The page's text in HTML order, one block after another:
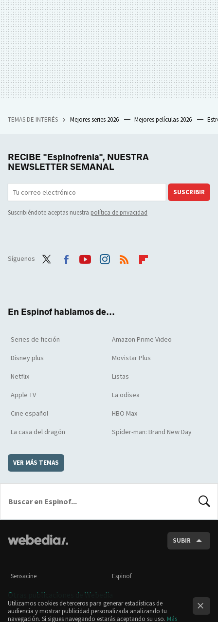
TEMAS DE INTERÉS Mejores series 2026 Mejores películas 2026
RECIBE "Espinofrenia", NUESTRA
NEWSLETTER SEMANAL
SUSCRIBIR
Suscribiéndote aceptas nuestra política de privacidad
Síguenos
En Espinof hablamos de...
Series de ficción Amazon Prime Video
Disney plus Movistar Plus
Netflix Listas
Apple TV La odisea
Cine español HBO Max
La casa del dragón Spider-man: Brand New Day
VER MÁS TEMAS
SUBIR
Sensacine Espinof
Otras publicaciones de Webedia
Utilizamos cookies de terceros para generar estadísticas de
audiencia y mostrar publicidad personalizada analizando tu
navegación. Si sigues navegando estarás aceptando su uso. Más